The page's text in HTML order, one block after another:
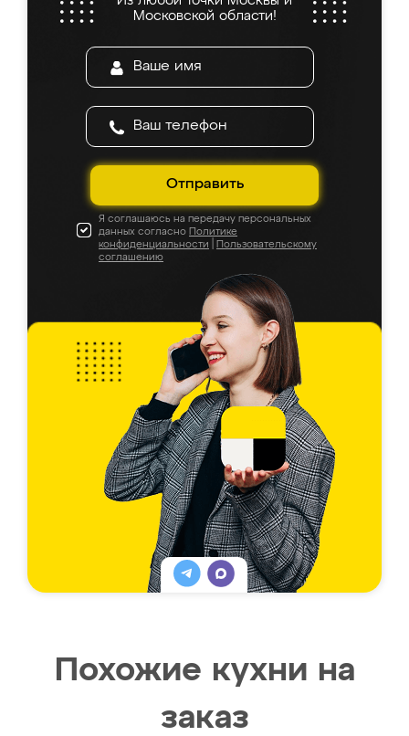
Московской области!
Отправить
Я соглашаюсь на передачу персональных
данных согласно Политике
конфиденциальности
Пользовательскому
соглашению
Похожие кухни на
заказ